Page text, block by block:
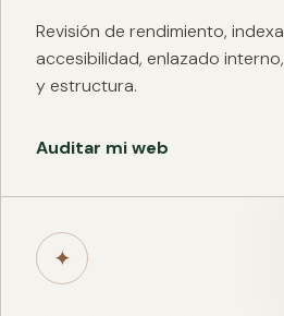
Revisión de rendimiento,
accesibilidad, enlazado
y estructura.
Auditar mi web
✦